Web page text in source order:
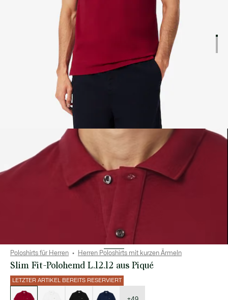
Poloshirts für Herren Herren Poloshirts mit kurzen Ärmeln
Slim Fit-Polohemd L.12.12 aus Piqué
LETZTER ARTIKEL BEREITS RESERVIERT
der
Varianten